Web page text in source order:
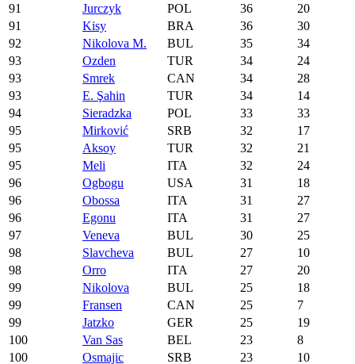
91
Jurczyk POL 36
20
91
Kisy BRA 36
30
92
Nikolova M. BUL 35
34
93
Ozden TUR 34
24
93
Smrek CAN 34
28
93
E. Şahin TUR 34
14
94
Sieradzka POL 33
33
95
Mirković SRB 32
17
95
Aksoy TUR 32
21
95
Meli ITA 32
24
96
Ogbogu USA 31
18
96
Obossa ITA 31
27
96
Egonu ITA 31
27
97
Veneva BUL 30
25
98
Slavcheva BUL 27
10
98
Orro ITA 27
20
99
Nikolova BUL 25
18
99
Fransen CAN 25
7
99
Jatzko GER 25
19
100
Van Sas BEL 23
8
100
Osmajic SRB 23 10